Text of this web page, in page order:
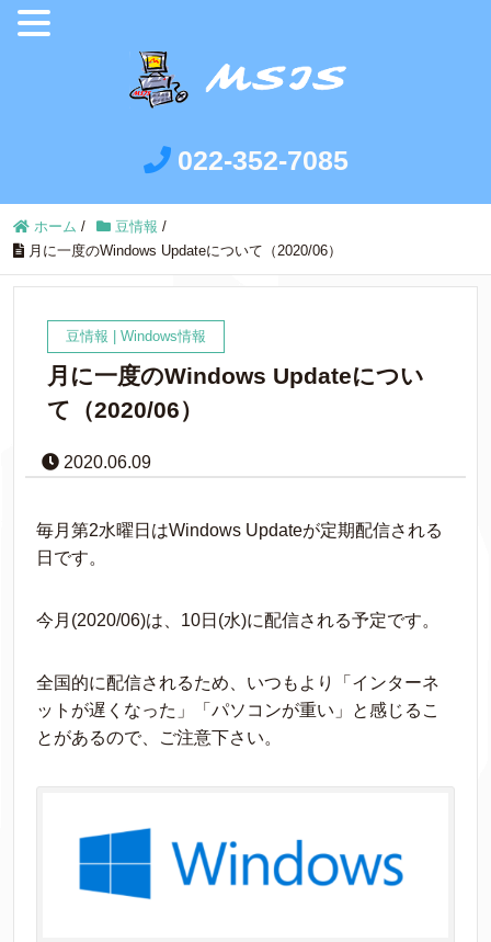
022-352-7085
ホーム / 豆情報 /
月に一度のWindows Updateについて（2020/06）
豆情報 Windows情報
月に一度のWindows Updateについ
て（2020/06）
2020.06.09
毎月第2水曜日はWindows Updateが定期配信される
日です。
今月(2020/06)は、10日(水)に配信される予定です。
全国的に配信されるため、いつもより「インターネ
ットが遅くなった」「パソコンが重い」と感じるこ
とがあるので、ご注意下さい。